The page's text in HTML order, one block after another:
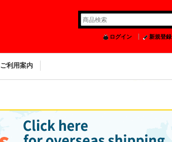
ログイン 新規登録
ご利用案内